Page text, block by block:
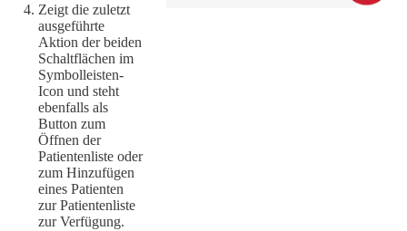
Zeigt die zuletzt
ausgeführte
Aktion der beiden
Schaltflächen im
Symbolleisten-
Icon und steht
ebenfalls als
Button zum
Öffnen der
Patientenliste oder
zum Hinzufügen
eines Patienten
zur Patientenliste
zur Verfügung.